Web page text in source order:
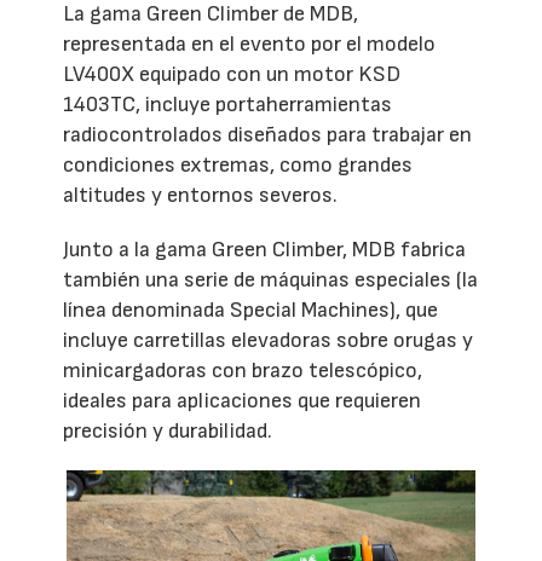
La gama Green Climber de MDB,
representada en el evento por el modelo
LV400X equipado con un motor KSD
1403TC, incluye portaherramientas
radiocontrolados diseñados para trabajar en
condiciones extremas, como grandes
altitudes y entornos severos.
Junto a la gama Green Climber, MDB fabrica
también una serie de máquinas especiales (la
línea denominada Special Machines), que
incluye carretillas elevadoras sobre orugas y
minicargadoras con brazo telescópico,
ideales para aplicaciones que requieren
precisión y durabilidad.